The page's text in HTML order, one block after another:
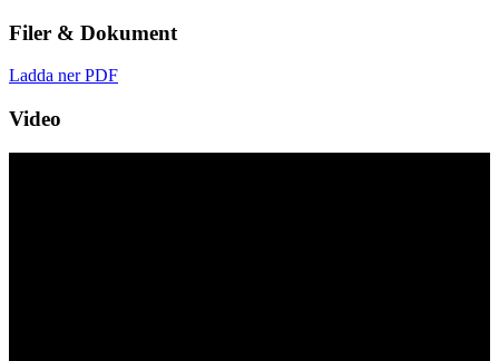
Filer & Dokument
Ladda ner PDF
Video